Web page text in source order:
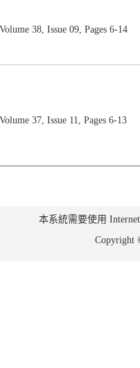
38, Issue 09, Pages 6-14
37, Issue 11, Pages 6-13
本系統需要使用
Copyright